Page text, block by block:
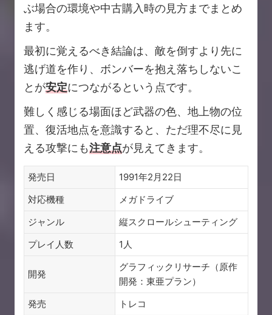
ぶ場合の環境や中古購入時の見方までまとめ
ます。
最初に覚えるべき結論は、敵を倒すより先に
逃げ道を作り、ボンバーを抱え落ちしないこ
とが安定につながるという点です。
難しく感じる場面ほど武器の色、地上物の位
置、復活地点を意識すると、ただ理不尽に見
える攻撃にも注意点が見えてきます。
発売日
1991年2月22日
対応機種
メガドライブ
ジャンル
縦スクロールシューティング
プレイ人数
1人
開発
グラフィックリサーチ（原作
開発：東亜プラン）
発売
トレコ